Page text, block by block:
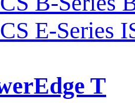
E-Series
T